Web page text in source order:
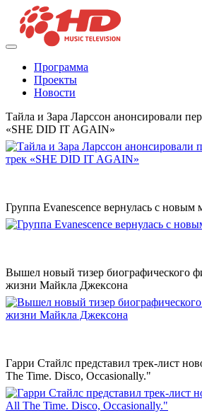
Программа
Проекты
Новости
Тайла и Зара Ларссон анонсировали
«SHE DID IT AGAIN»
Группа Evanescence вернулась с новым
Вышел новый тизер биографического
жизни Майкла Джексона
Гарри Стайлс представил трек-лист
The Time. Disco, Occasionally."